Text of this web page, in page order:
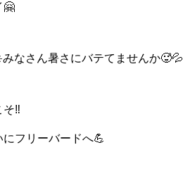
🤗
なさん暑さにバテてませんか🥵💦
そ‼️
にフリーバードへ💪